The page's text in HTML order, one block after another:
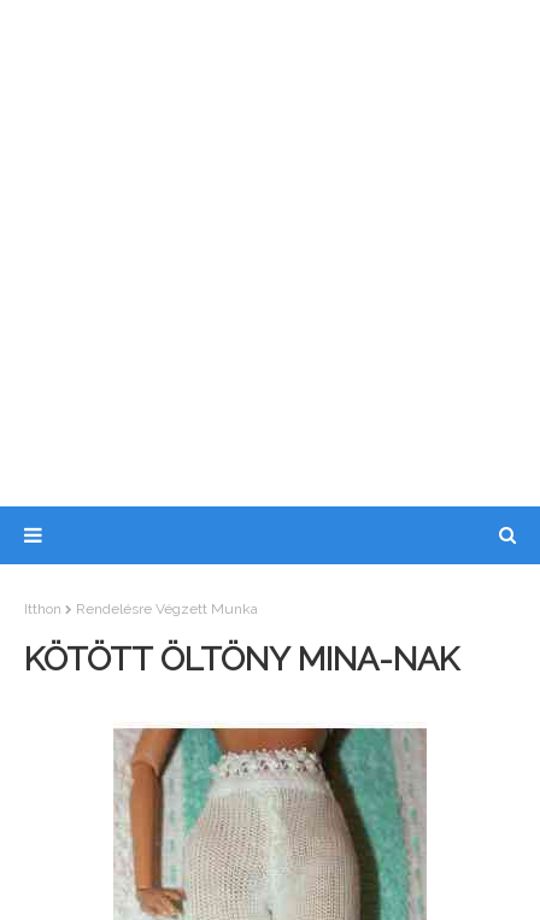
Itthon Rendelésre Végzett Munka
KÖTÖTT ÖLTÖNY MINA-NAK